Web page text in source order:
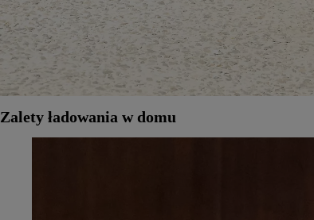
Zalety ładowania w domu